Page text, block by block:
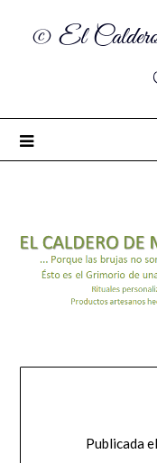
© El
Publicada el